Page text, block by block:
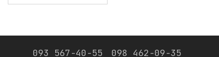
093 567-40-55 098 462-09-35